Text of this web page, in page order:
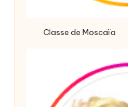
Classe de Moscaïa